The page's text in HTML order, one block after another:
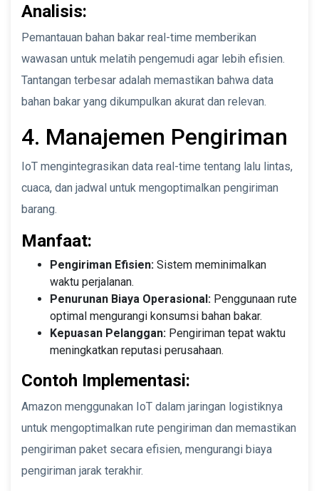
Analisis:
Pemantauan bahan bakar real-time memberikan
wawasan untuk melatih pengemudi agar lebih efisien.
Tantangan terbesar adalah memastikan bahwa data
bahan bakar yang dikumpulkan akurat dan relevan.
4. Manajemen Pengiriman
IoT mengintegrasikan data real-time tentang lalu lintas,
cuaca, dan jadwal untuk mengoptimalkan pengiriman
barang.
Manfaat:
Pengiriman Efisien: Sistem meminimalkan
waktu perjalanan.
Penurunan Biaya Operasional: Penggunaan rute
optimal mengurangi konsumsi bahan bakar.
Kepuasan Pelanggan: Pengiriman tepat waktu
meningkatkan reputasi perusahaan.
Contoh Implementasi:
Amazon menggunakan IoT dalam jaringan logistiknya
untuk mengoptimalkan rute pengiriman dan memastikan
pengiriman paket secara efisien, mengurangi biaya
pengiriman jarak terakhir.